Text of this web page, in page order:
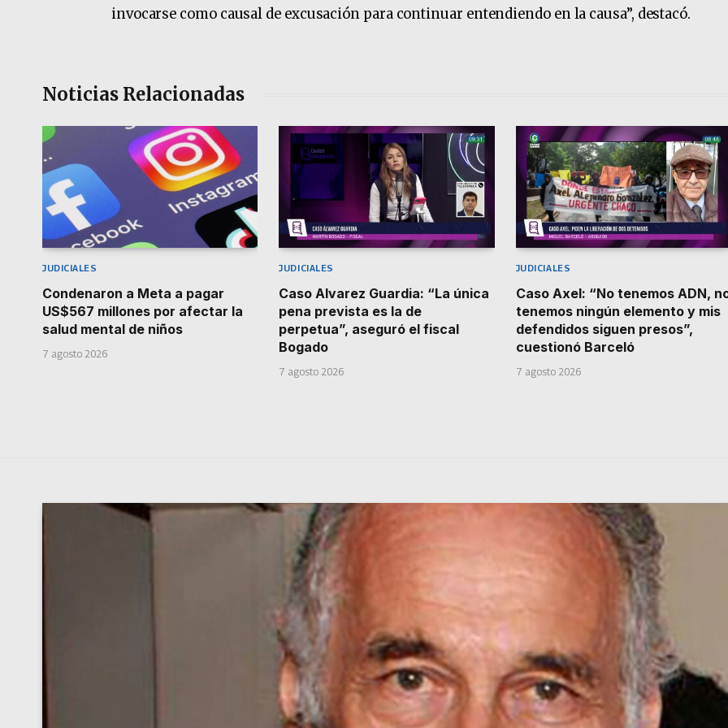
invocarse como causal de excusación para continuar entendiendo en la causa”, destacó.
Noticias Relacionadas
JUDICIALES
Condenaron a Meta a pagar
US$567 millones por afectar la
salud mental de niños
7 agosto 2026
JUDICIALES
Caso Alvarez Guardia: “La única
pena prevista es la de
perpetua”, aseguró el fiscal
Bogado
7 agosto 2026
JUDICIALES
Caso Axel: “No tenemos ADN,
tenemos ningún elemento y mis
defendidos siguen presos”,
cuestionó Barceló
7 agosto 2026